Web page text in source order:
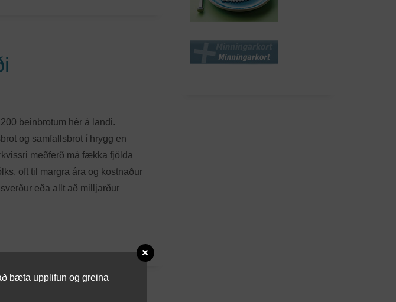
beinbrotum hér á landi.
og samfallsbrot í hrygg en
meðferð má fækka fjölda
oft til margra ára og kostnaður
eða allt að milljarður
bæta upplifun og greina